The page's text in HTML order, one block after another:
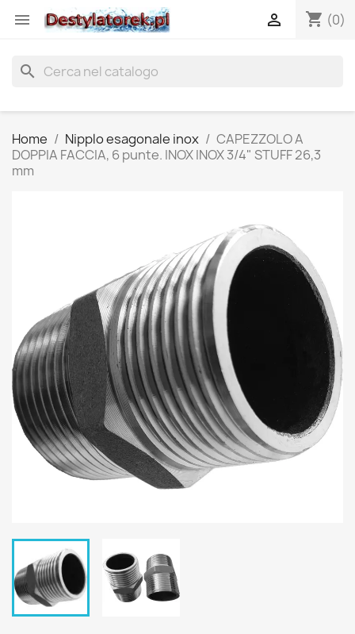
 shopping_cart (0)

search
Home Nipplo esagonale inox
CAPEZZOLO A
DOPPIA FACCIA, 6 punte. INOX INOX 3/4" STUFF 26,3
mm